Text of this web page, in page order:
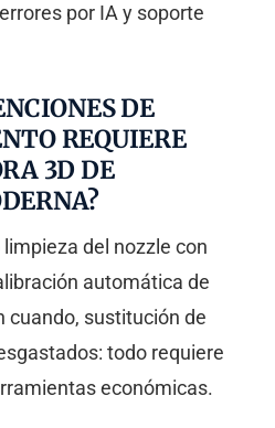
por IA y soporte
DE
REQUIERE
3D DE
del nozzle con
automática de
cuando, sustitución de
todo requiere
económicas.